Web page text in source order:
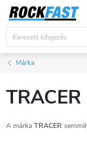
Ugrás
Márka
TRACER
A márka TRACER